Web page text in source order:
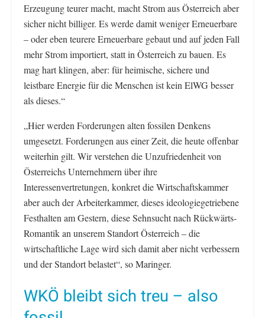
Erzeugung teurer macht, macht Strom aus Österreich aber
sicher nicht billiger. Es werde damit weniger Erneuerbare
– oder eben teurere Erneuerbare gebaut und auf jeden Fall
mehr Strom importiert, statt in Österreich zu bauen. Es
mag hart klingen, aber: für heimische, sichere und
leistbare Energie für die Menschen ist kein ElWG besser
als dieses.“
„Hier werden Forderungen alten fossilen Denkens
umgesetzt. Forderungen aus einer Zeit, die heute offenbar
weiterhin gilt. Wir verstehen die Unzufriedenheit von
Österreichs Unternehmern über ihre
Interessenvertretungen, konkret die Wirtschaftskammer
aber auch der Arbeiterkammer, dieses ideologiegetriebene
Festhalten am Gestern, diese Sehnsucht nach Rückwärts-
Romantik an unserem Standort Österreich – die
wirtschaftliche Lage wird sich damit aber nicht verbessern
und der Standort belastet“, so Maringer.
WKÖ bleibt sich treu – also